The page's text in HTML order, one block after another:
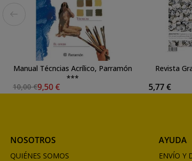
Manual Técncias Acrílico, Parramón
***
10,00 €9,50 €
Revista
5,77 €
NOSOTROS
QUIÉNES SOMOS
AYUDA
ENVÍO Y